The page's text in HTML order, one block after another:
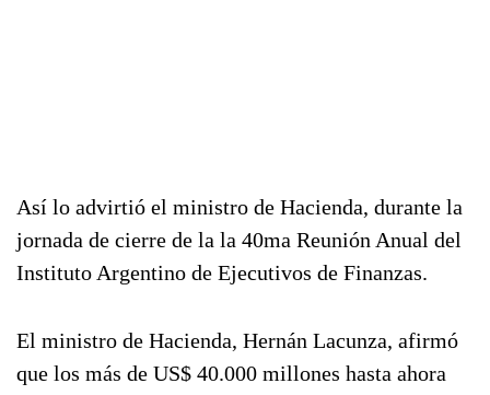
Así lo advirtió el ministro de Hacienda, durante la
jornada de cierre de la la 40ma Reunión Anual del
Instituto Argentino de Ejecutivos de Finanzas.
El ministro de Hacienda, Hernán Lacunza, afirmó
que los más de US$ 40.000 millones hasta ahora